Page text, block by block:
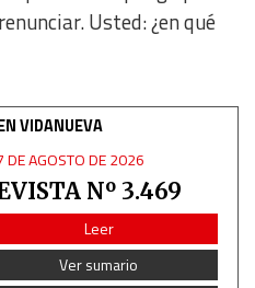
Usted: ¿en qué
VIDANUEVA
DE AGOSTO DE 2026
Nº 3.469
Leer
Ver sumario